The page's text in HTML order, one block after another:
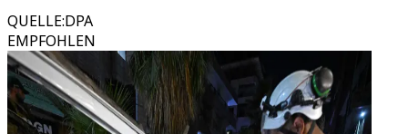
QUELLE:DPA
EMPFOHLEN